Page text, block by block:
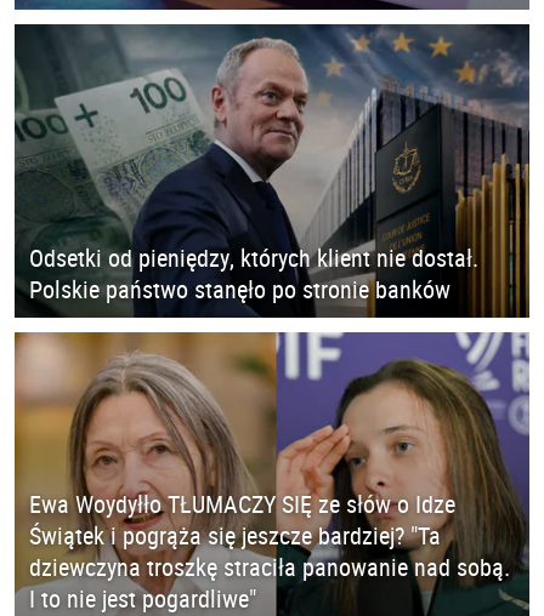
Odsetki od pieniędzy, których klient nie dostał.
Polskie państwo stanęło po stronie banków
Ewa Woydyłło TŁUMACZY SIĘ ze słów o Idze
Świątek i pogrąża się jeszcze bardziej? "Ta
dziewczyna troszkę straciła panowanie nad sobą.
I to nie jest pogardliwe"